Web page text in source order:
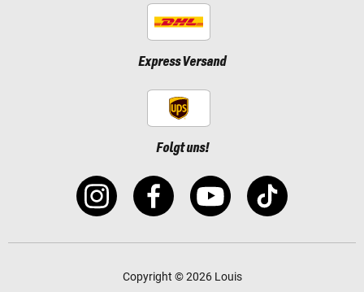
Express Versand
Folgt uns!
Copyright © 2026 Louis